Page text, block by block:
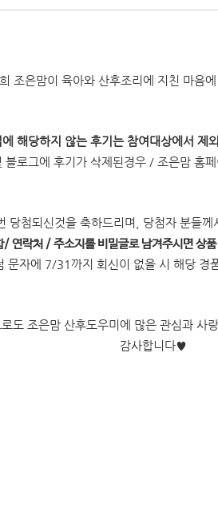
조은맘이 육아와 산후조리에 지친 마음
해당하지 않는 후기는 참여대상에서 제
블로그에 후기가 삭제된경우 / 조은맘 홈
당첨되신것을 축하드리며, 당첨자 분들께
/ 연락처 / 주소지를 비밀글로 남겨주시면 상
문자에 7/31까지 회신이 없을 시 해당 경
로도 조은맘 산후도우미에 많은 관심과 사
감사합니다♥